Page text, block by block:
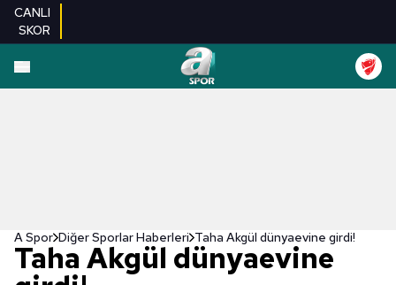
CANLI
SKOR
A Spor Diğer Sporlar Haberleri Taha Akgül dünyaevine girdi!
Taha Akgül dünyaevine